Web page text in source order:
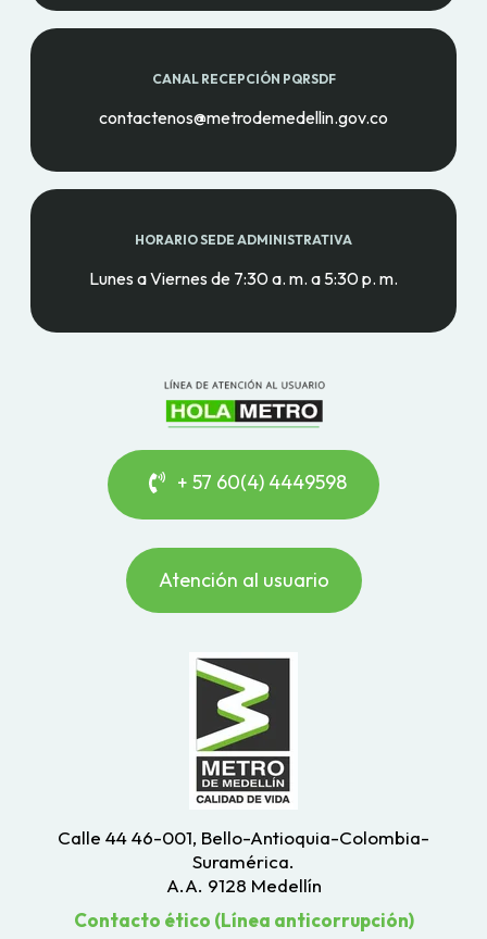
CANAL RECEPCIÓN PQRSDF
contactenos@metrodemedellin.gov.co
HORARIO SEDE ADMINISTRATIVA
Lunes a Viernes de 7:30 a. m. a 5:30 p. m.
+ 57 60(4) 4449598
Atención al usuario
Calle 44 46-001, Bello-Antioquia-Colombia-
Suramérica.
A.A. 9128 Medellín
Contacto ético (Línea anticorrupción)